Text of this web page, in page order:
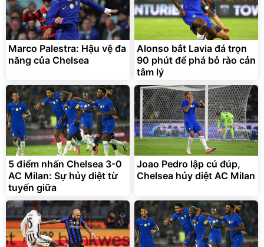
Lót ghế ôtô, nâng lưng
chống nóng giúp thoải mái
trong di chuyển
295.000đ
Đã bán nhiều
Marco Palestra: Hậu vệ đa
năng của Chelsea
Alonso bắt Lavia đá trọn
90 phút để phá bỏ rào cản
tâm lý
5 điểm nhấn Chelsea 3-0
AC Milan: Sự hủy diệt từ
tuyến giữa
Joao Pedro lập cú đúp,
Chelsea hủy diệt AC Milan